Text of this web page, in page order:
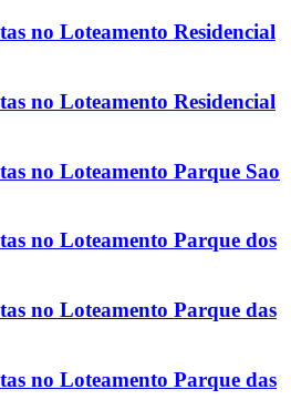
no Loteamento Residencial
no Loteamento Residencial
no Loteamento Parque Sao
no Loteamento Parque dos
no Loteamento Parque das
no Loteamento Parque das